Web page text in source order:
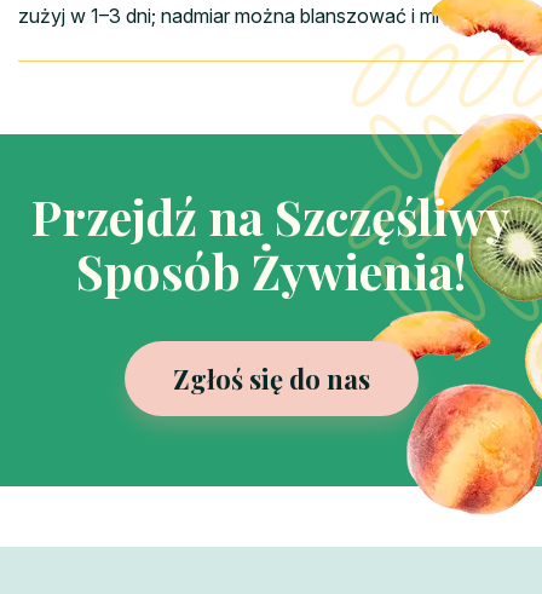
zużyj w 1–3 dni; nadmiar można blanszować i mrozić.
Przejdź na Szczęśliwy
Sposób Żywienia!
Zgłoś się do nas